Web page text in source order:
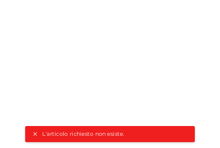
L'articolo richiesto non esiste.